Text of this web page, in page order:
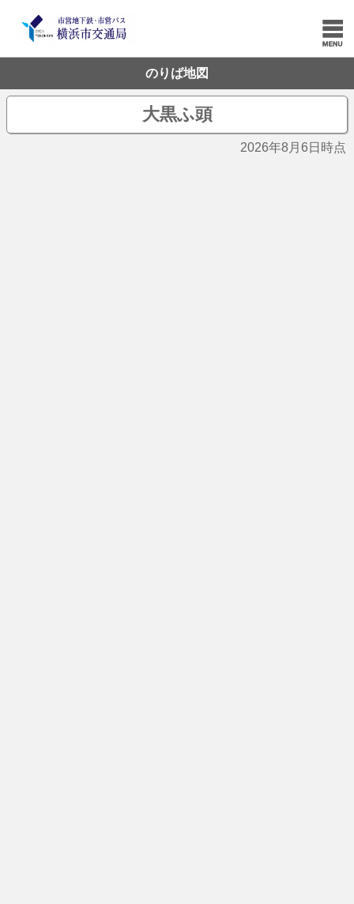
のりば地図
大黒ふ頭
2026年8月6日時点